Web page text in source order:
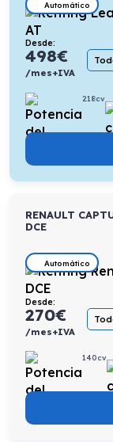
Automático
Desde:
498€
/mes+IVA
218cv
RENAULT
DCE
Automático
Desde:
270€
/mes+IVA
140cv